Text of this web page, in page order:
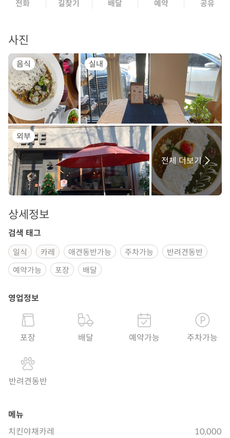
전화 길찾기 배달 예약 공유
사진
음식 실내
외부
전체 더보기
상세정보
검색 태그
일식 카레 애견동반가능 주차가능
반려견동반
예약가능
포장 배달
영업정보
포장 배달 예약가능 주차가능
반려견동반
메뉴
치킨야채카레
10,000